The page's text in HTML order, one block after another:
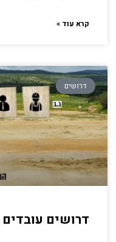
קרא עוד »
דרושים
דרושים עובדים